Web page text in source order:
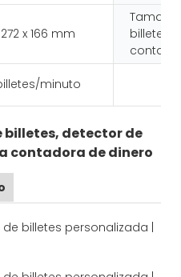
x 166 mm
billete
minuto
detector de
contadora de dinero